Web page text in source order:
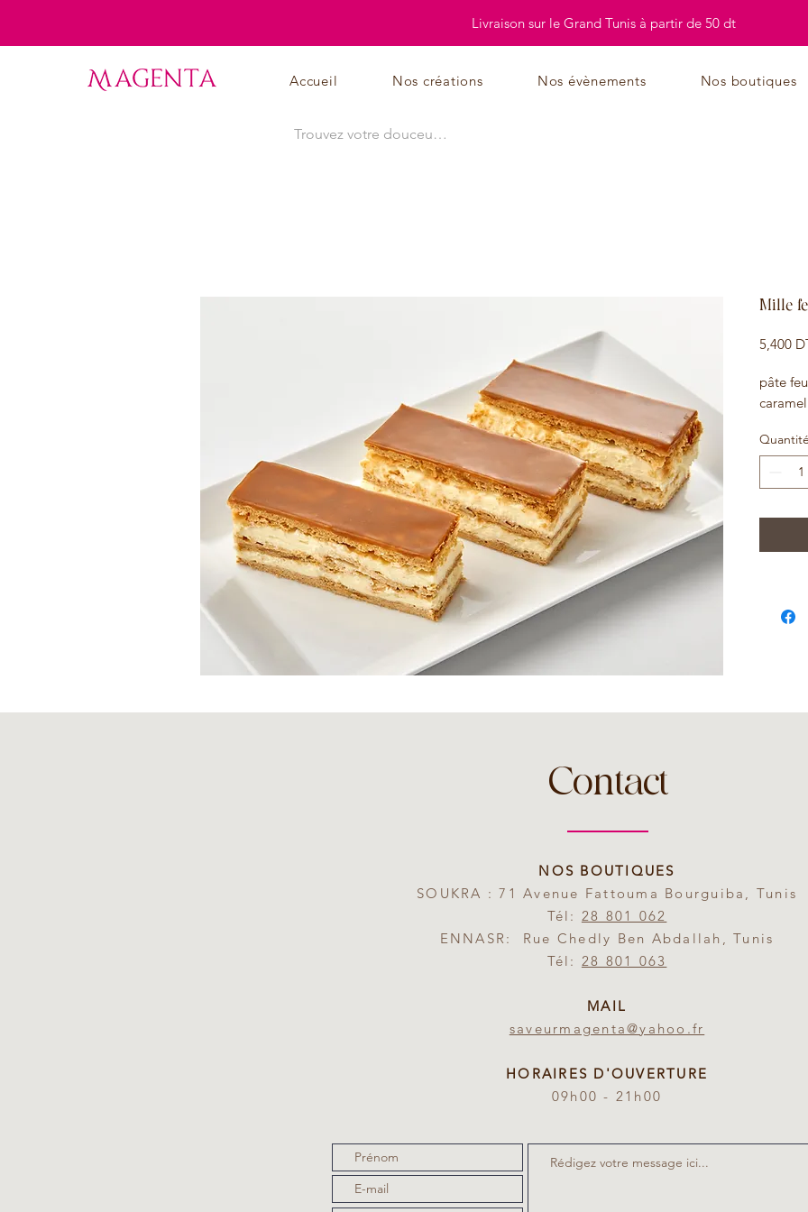
Livraison sur le Grand Tunis à partir de 50 dt
Accueil Nos créations Nos évènements Nos boutiques
Mille
5,400
pâte
Quantité
Contact
NOS BOUTIQUES
SOUKRA : 71 Avenue Fattouma Bourguiba, Tunis
Tél: 28 801 062
ENNASR: Rue Chedly Ben Abdallah, Tunis
Tél: 28 801 063
MAIL
saveurmagenta@yahoo.fr
HORAIRES D'OUVERTURE
09h00 - 21h00